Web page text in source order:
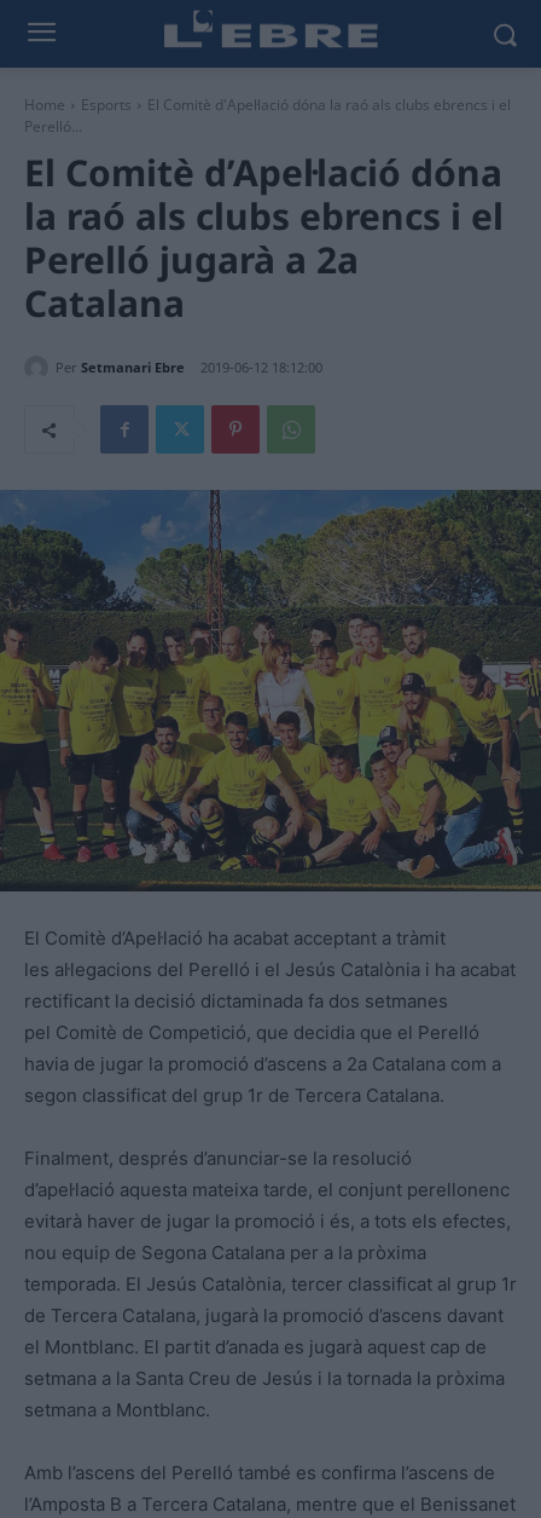
Home Esports
El Comitè d'Apel·lació dóna la raó als clubs ebrencs i el
Perelló...
El Comitè d’Apel·lació dóna
la raó als clubs ebrencs i el
Perelló jugarà a 2a
Catalana
Per Setmanari Ebre 2019-06-12 18:12:00
El Comitè d’Apel·lació ha acabat acceptant a tràmit
les al·legacions del Perelló i el Jesús Catalònia i ha acabat
rectificant la decisió dictaminada fa dos setmanes
pel Comitè de Competició, que decidia que el Perelló
havia de jugar la promoció d’ascens a 2a Catalana com a
segon classificat del grup 1r de Tercera Catalana.
Finalment, després d’anunciar-se la resolució
d’apel·lació aquesta mateixa tarde, el conjunt perellonenc
evitarà haver de jugar la promoció i és, a tots els efectes,
nou equip de Segona Catalana per a la pròxima
temporada. El Jesús Catalònia, tercer classificat al grup 1r
de Tercera Catalana, jugarà la promoció d’ascens davant
el Montblanc. El partit d’anada es jugarà aquest cap de
setmana a la Santa Creu de Jesús i la tornada la pròxima
setmana a Montblanc.
Amb l’ascens del Perelló també es confirma l’ascens de
l’Amposta B a Tercera Catalana, mentre que el Benissanet